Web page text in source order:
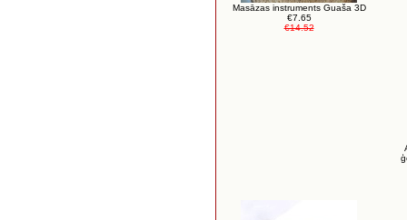
Masāzas instruments Guaša 3D
€7.65
€14.52